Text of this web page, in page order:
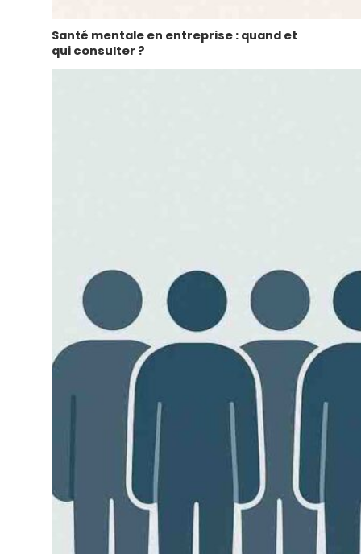
Santé mentale en entreprise : quand et
qui consulter ?